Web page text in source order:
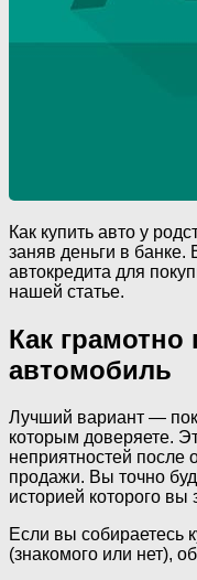
Как купить авто у
заняв деньги в
автокредита для
нашей статье.
Как грамотно
автомобиль
Лучший вариант —
которым доверяете.
неприятностей после
продажи. Вы точно
историей которого вы
Если вы собираетесь
(знакомого или нет),